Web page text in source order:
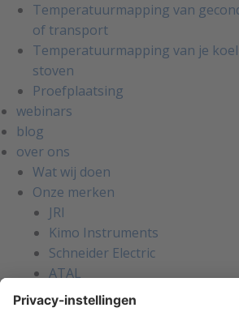
Temperatuurmapping van
of transport
Temperatuurmapping van je
stoven
Proefplaatsing
webinars
blog
over ons
Wat wij doen
Onze merken
JRI
Kimo Instruments
Schneider Electric
ATAL
Werken bij Hitma